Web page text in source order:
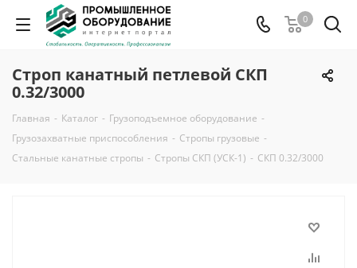
0
Строп канатный петлевой СКП
0.32/3000
Главная - Каталог - Грузоподъемное оборудование -
Грузозахватные приспособления - Стропы грузовые -
Стальные канатные стропы - Стропы СКП (УСК-1) - СКП 0.32/3000